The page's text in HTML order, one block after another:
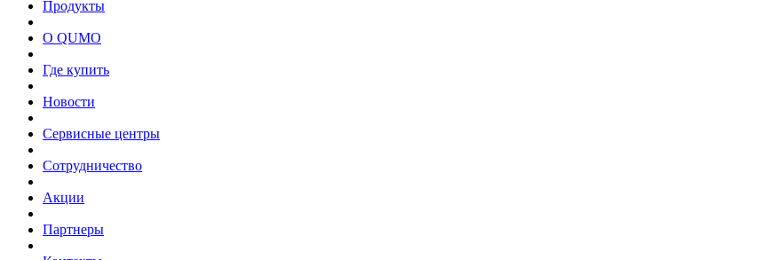
Продукты
О QUMO
Где купить
Новости
Сервисные центры
Сотрудничество
Акции
Партнеры